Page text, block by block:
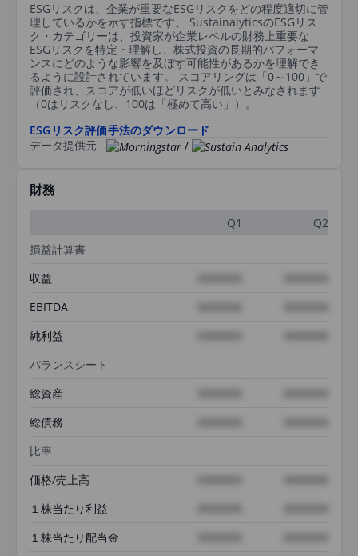
ESGリスクは、企業が重要なESGリスクをどの程度適切に管
理しているかを示す指標です。 SustainalyticsのESGリス
ク・カテゴリーは、投資家が企業レベルの財務上重要な
ESGリスクを特定・理解し、株式投資の長期的パフォーマ
ンスにどのような影響を及ぼす可能性があるかを理解でき
るように設計されています。 スコアリングは「0～100」で
評価され、スコアが低いほどリスクが低いとみなされます
（0はリスクなし、100は「極めて高い」）。
ESGリスク評価手法のダウンロード
データ提供元
/
財務
Q1
Q2
損益計算書
収益
EBITDA
純利益
バランスシート
総資産
総債務
比率
価格/売上高
１株当たり利益
１株当たり配当金